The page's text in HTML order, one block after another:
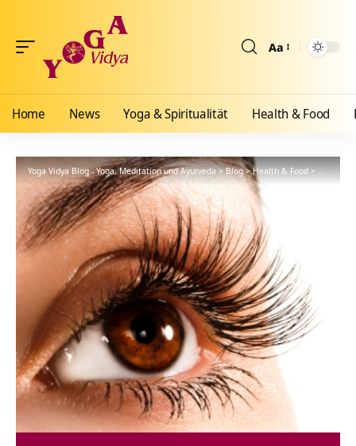
Aa
Home News Yoga & Spiritualität Health & Food
Yoga Vidya Blog - Yoga, Meditation und Ayurveda>Blog>Health & Food>Ayurveda